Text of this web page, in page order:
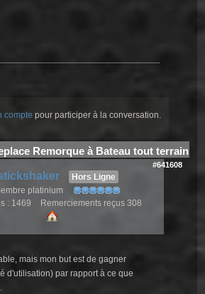
compte pour participer à la conversation.
Remorque à Bateau tout terrain
#641608
Hors Ligne
platinium
: 1469
Remerciements reçus 308
mais mon but est de gagner
d'utilisation) par rapport à ce que